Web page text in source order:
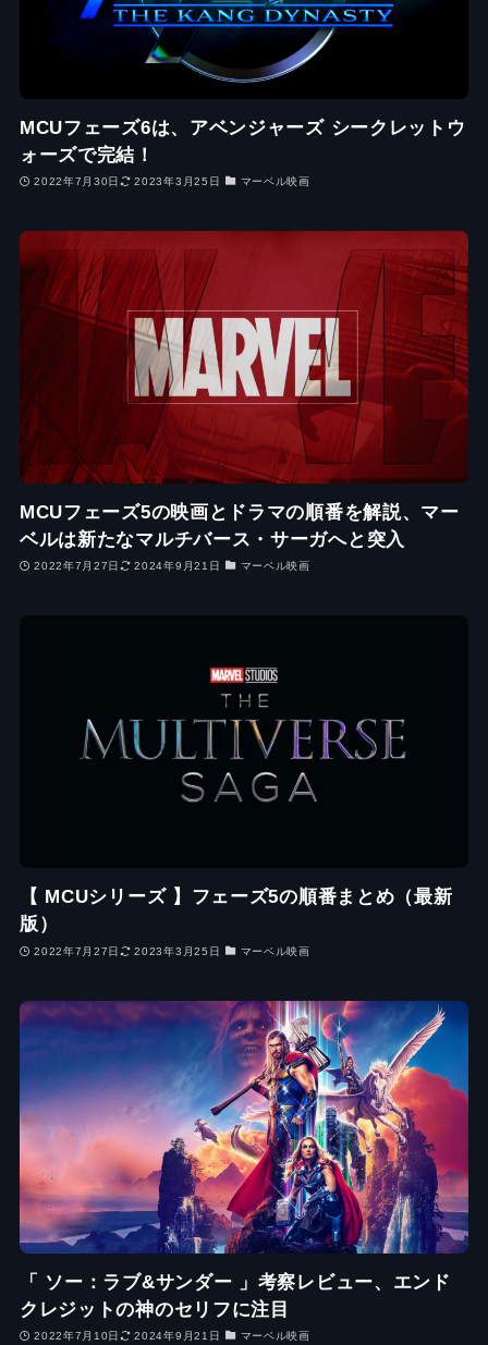
MCUフェーズ6は、アベンジャーズ シークレットウ
ォーズで完結！
2022年7月30日 2023年3月25日 マーベル映画
MCUフェーズ5の映画とドラマの順番を解説、マー
ベルは新たなマルチバース・サーガへと突入
2022年7月27日 2024年9月21日 マーベル映画
【 MCUシリーズ 】フェーズ5の順番まとめ（最新
版）
2022年7月27日 2023年3月25日 マーベル映画
「 ソー：ラブ&サンダー 」考察レビュー、エンド
クレジットの神のセリフに注目
2022年7月10日 2024年9月21日 マーベル映画